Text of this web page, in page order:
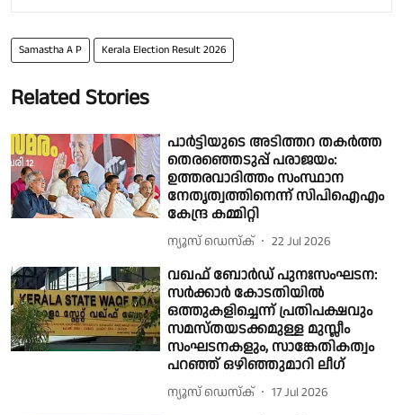
Samastha A P Kerala Election Result 2026
Related Stories
പാർട്ടിയുടെ അടിത്തറ തകര്‍ത്ത
തെരഞ്ഞെടുപ്പ് പരാജയം:
ഉത്തരവാദിത്തം സംസ്ഥാന
നേതൃത്വത്തിനെന്ന് സിപിഐഎം
കേന്ദ്ര കമ്മിറ്റി
ന്യൂസ് ഡെസ്ക് 22 Jul 2026
വഖഫ് ബോർഡ് പുനഃസംഘടന:
സർക്കാർ കോടതിയിൽ
ഒത്തുകളിച്ചെന്ന് പ്രതിപക്ഷവും
സമസ്തയടക്കമുള്ള മുസ്ലീം
സംഘടനകളും, സാങ്കേതികത്വം
പറഞ്ഞ് ഒഴിഞ്ഞുമാറി ലീഗ്
ന്യൂസ് ഡെസ്ക് 17 Jul 2026